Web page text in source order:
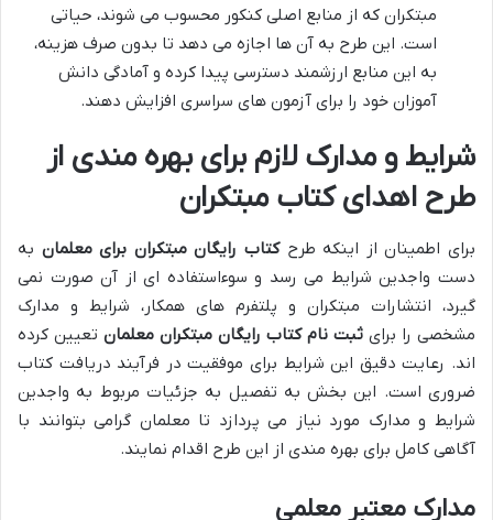
مبتکران که از منابع اصلی کنکور محسوب می شوند، حیاتی
است. این طرح به آن ها اجازه می دهد تا بدون صرف هزینه،
به این منابع ارزشمند دسترسی پیدا کرده و آمادگی دانش
آموزان خود را برای آزمون های سراسری افزایش دهند.
شرایط و مدارک لازم برای بهره مندی از
طرح اهدای کتاب مبتکران
برای اطمینان از اینکه طرحکتاب رایگان مبتکران برای معلمان به
دست واجدین شرایط می رسد و سوءاستفاده ای از آن صورت نمی
گیرد، انتشارات مبتکران و پلتفرم های همکار، شرایط و مدارک
مشخصی را برای ثبت نام کتاب رایگان مبتکران معلمان تعیین کرده
اند. رعایت دقیق این شرایط برای موفقیت در فرآیند دریافت کتاب
ضروری است. این بخش به تفصیل به جزئیات مربوط به واجدین
شرایط و مدارک مورد نیاز می پردازد تا معلمان گرامی بتوانند با
آگاهی کامل برای بهره مندی از این طرح اقدام نمایند.
مدارک معتبر معلمی